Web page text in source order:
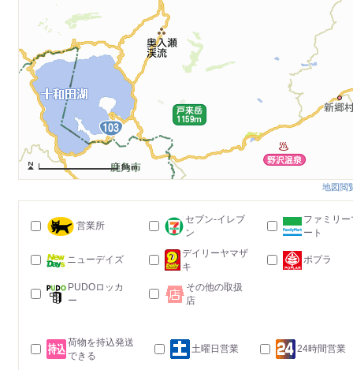
8km
地図閲
営業所
セブン-イレブ
ン
ファミリー
ート
ニューデイズ
デイリーヤマザ
キ
ポプラ
PUDOロッカ
ー
その他の取扱
店
荷物を持込発送
できる
土曜日営業 24時間営業